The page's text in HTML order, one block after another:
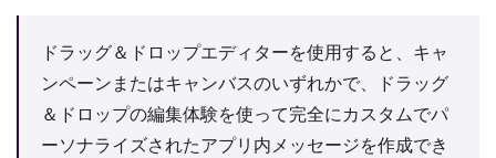
ドラッグ＆ドロップエディターを使用すると、キャ
ンペーンまたはキャンバスのいずれかで、ドラッグ
＆ドロップの編集体験を使って完全にカスタムでパ
ーソナライズされたアプリ内メッセージを作成でき